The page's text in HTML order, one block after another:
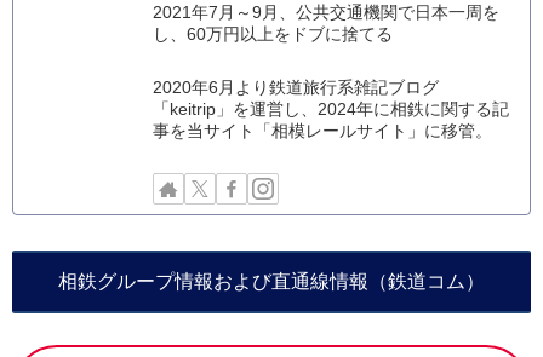
2021年7月～9月、公共交通機関で日本一周を
し、60万円以上をドブに捨てる
2020年6月より鉄道旅行系雑記ブログ
「keitrip」を運営し、2024年に相鉄に関する記
事を当サイト「相模レールサイト」に移管。
相鉄グループ情報および直通線情報（鉄道コム）